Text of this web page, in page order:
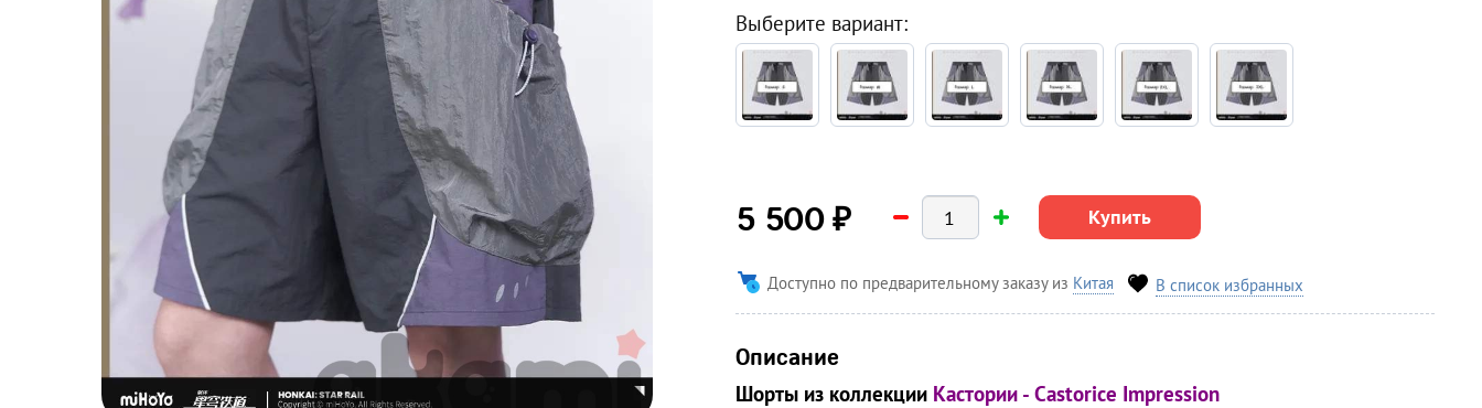
Выберите вариант:
5 500 ₽ Купить
Доступно по предварительному заказу из Китая В список избранных
Описание
Шорты из коллекции Кастории - Castorice Impression